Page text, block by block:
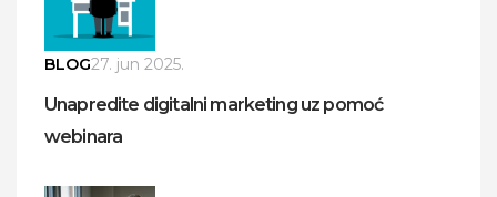
BLOG27. jun 2025.
Unapredite digitalni marketing uz pomoć
webinara